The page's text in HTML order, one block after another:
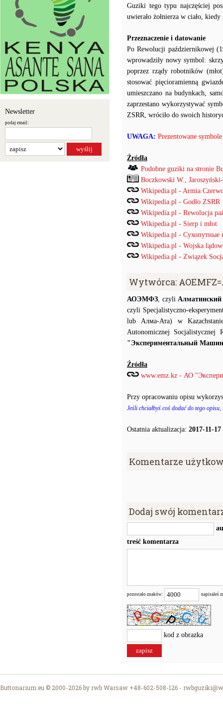
Newsletter
podaj email:
Guziki tego typu najczęściej
uwierało żołnierza w ciało,
Przeznaczenie i datowanie
Po Rewolucji październikowej
wprowadziły nowy symbol:
poprzez rządy robotników
stosować pięcioramienną
umieszczano na budynkach,
zaprzestano wykorzystywać
ZSRR, wróciło do swoich
UWAGA: Prezentowane
Źródła
Podobne guziki na stronie
Boczkowski W.,
Wikipedia.pl - Armia
Wikipedia.pl - Godło ZSRR
Wikipedia.pl - Rewolucja
Wikipedia.pl - Sierp i młot
Wikipedia.pl - Сухопутные
Wikipedia.pl - Wojska
Wikipedia.pl - Związek
Wytwórca:
АОЭМФЗ, czyliАлматинский
czyli Specjalistyczno-
lub Алма-Ата) w
Autonomicznej
"Экспериментальный
Źródła
www.emz.kz - АО
Przy opracowaniu opisu
Jeśli chciałbyś coś dodać do tego
Ostatnia aktualizacja: 2017-11-17
Komentarze
Dodaj swój
treść komentarza
pozostało znaków: napisałeś
kod z obrazka
Buttonarium.eu © 2000-2026 by rwb Warsaw +48-602-508-126 -